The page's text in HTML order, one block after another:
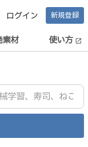
ログイン 新規登録
素材 使い方 open_in_new